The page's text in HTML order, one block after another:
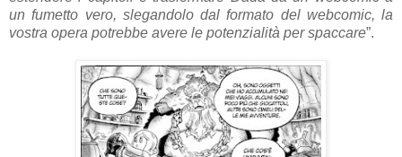
un fumetto vero, slegandolo dal formato del webcomic, la
vostra opera potrebbe avere le potenzialità per spaccare”.